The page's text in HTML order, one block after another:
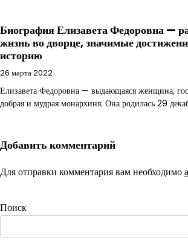
Биография Елизавета Федоровна —
жизнь во дворце, значимые
историю
26 марта 2022
Елизавета Федоровна — выдающаяся женщина,
добрая и мудрая монархиня. Она родилась 29
Добавить комментарий
Для отправки комментария вам необходимо
Поиск